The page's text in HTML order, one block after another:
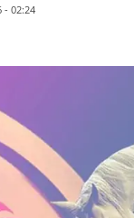
- 02:24